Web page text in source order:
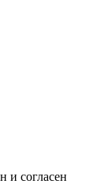
и согласен